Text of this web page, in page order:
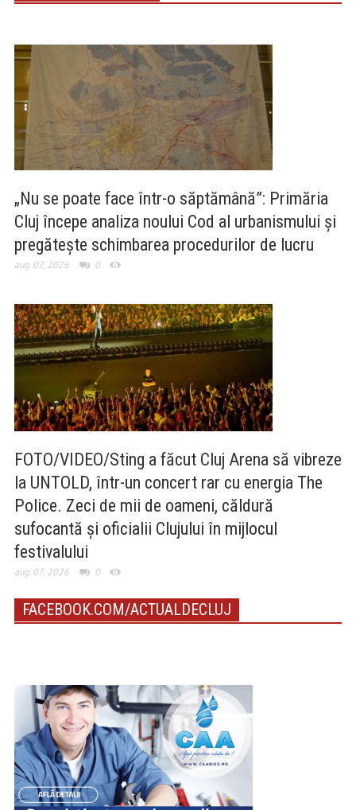
„Nu se poate face într-o săptămână”: Primăria
Cluj începe analiza noului Cod al urbanismului și
pregătește schimbarea procedurilor de lucru
aug. 07, 2026 0
FOTO/VIDEO/Sting a făcut Cluj Arena să vibreze
la UNTOLD, într-un concert rar cu energia The
Police. Zeci de mii de oameni, căldură
sufocantă și oficialii Clujului în mijlocul
festivalului
aug. 07, 2026 0
FACEBOOK.COM/ACTUALDECLUJ